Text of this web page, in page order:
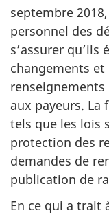
septembre
personnel des
s’assurer qu’ils
changements
aux payeurs.
tels que les lois
protection des
demandes de
publication de
En ce qui a trait